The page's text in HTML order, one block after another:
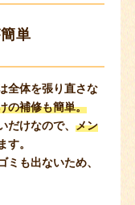
単
全体を張り直さな
の補修も簡単。
だけなので、メン
す。
も出ないため、